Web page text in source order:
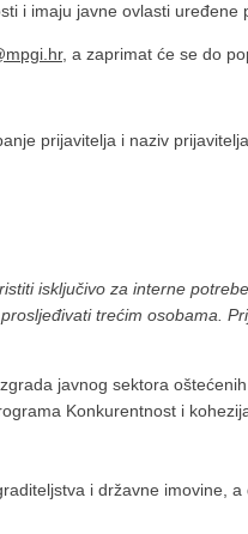
i imaju javne ovlasti uređene
, a zaprimat će se do
prijavitelja i naziv prijavitelja
isključivo za interne
trećim osobama.
javnog sektora
Konkurentnost i
i državne imovine,